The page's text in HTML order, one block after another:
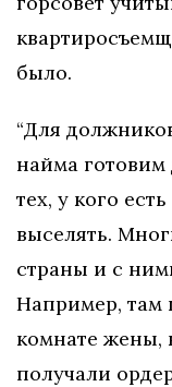
было.
“Для
найма готовим
тех, у кого
выселять.
страны и с
Например, там
комнате жены,
получали